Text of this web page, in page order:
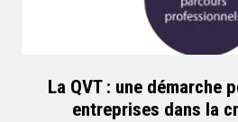
La QVT : une démarche
entreprises dans la